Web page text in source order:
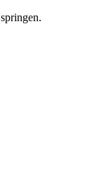
springen.